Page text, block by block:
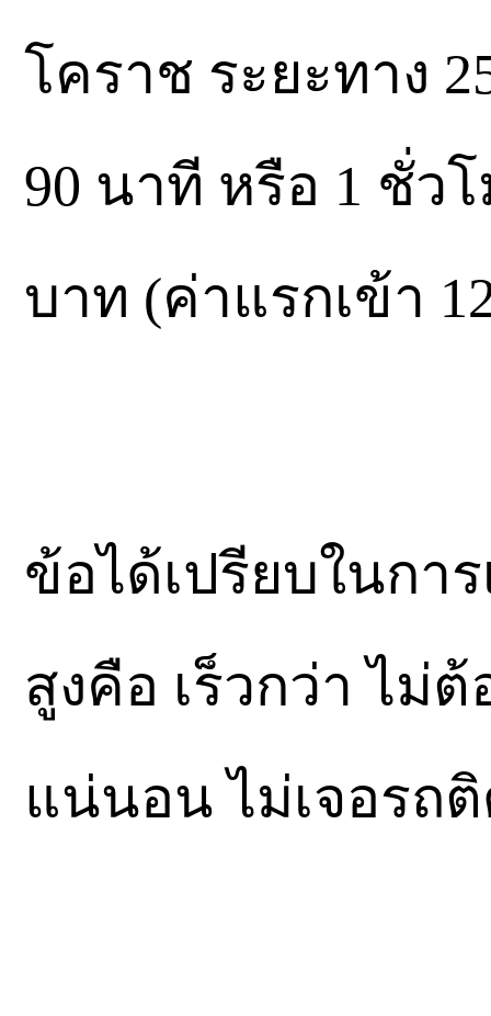
โคราช ระยะทาง
90 นาที หรือ 1 ชั่ว
บาท (ค่าแรกเข้า
ข้อได้เปรียบในกา
สูงคือ เร็วกว่า ไม่
แน่นอน ไม่เจอรถ